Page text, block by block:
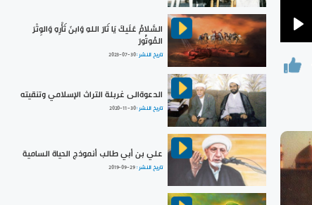
السَّلامُ عَلَيكَ يَا ثَارَ اللهِ وَابنَ ثَأْرِهِ وَالوِتْرَ
المُوتُورَ
تاريخ النشر :2023-07-30
الدعوةالى غربلة التراث الإسلامي وتنقيته
تاريخ النشر :2020-11-30
علي بن أبي طالب أنموذج الحياة السامية
تاريخ النشر :2019-09-29